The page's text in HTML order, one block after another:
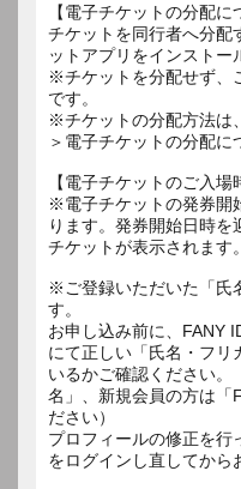
【電子チケットの分配に
チケットを同行者へ分配
ットアプリをインストー
※チケットを分配せず、
です。
※チケットの分配方法は
＞電子チケットの分配に
【電子チケットのご入場
※電子チケットの発券開
ります。発券開始日時を
チケットが表示されます。
※ご登録いただいた「氏
す。
お申し込み前に、FANY
にて正しい「氏名・フリ
いるかご確認ください。
名」、新規会員の方は「
ださい）
プロフィールの修正を行
をログインし直してか